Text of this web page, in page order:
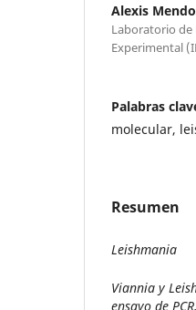
Alexis
Laboratorio de
Experimental
Palabras
molecular,
Resumen
Leishmania
Viannia y
ensayo de